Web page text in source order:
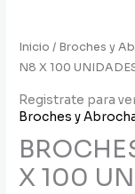
Inicio / Broches y
N8 X 100
Registrate para
Broches y
X 100